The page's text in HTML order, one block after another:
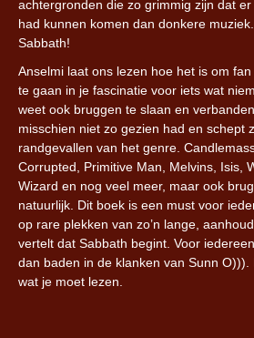
achtergronden die zo grimmig zijn dat
had kunnen komen dan donkere
Sabbath!
Anselmi laat ons lezen hoe het is om
te gaan in je fascinatie voor iets wat
weet ook bruggen te slaan en
misschien niet zo gezien had en schept
randgevallen van het genre.
Corrupted, Primitive Man, Melvins, Isis,
Wizard en nog veel meer, maar ook
natuurlijk. Dit boek is een must voor
op rare plekken van zo’n lange,
vertelt dat Sabbath begint. Voor
dan baden in de klanken van Sunn
wat je moet lezen.